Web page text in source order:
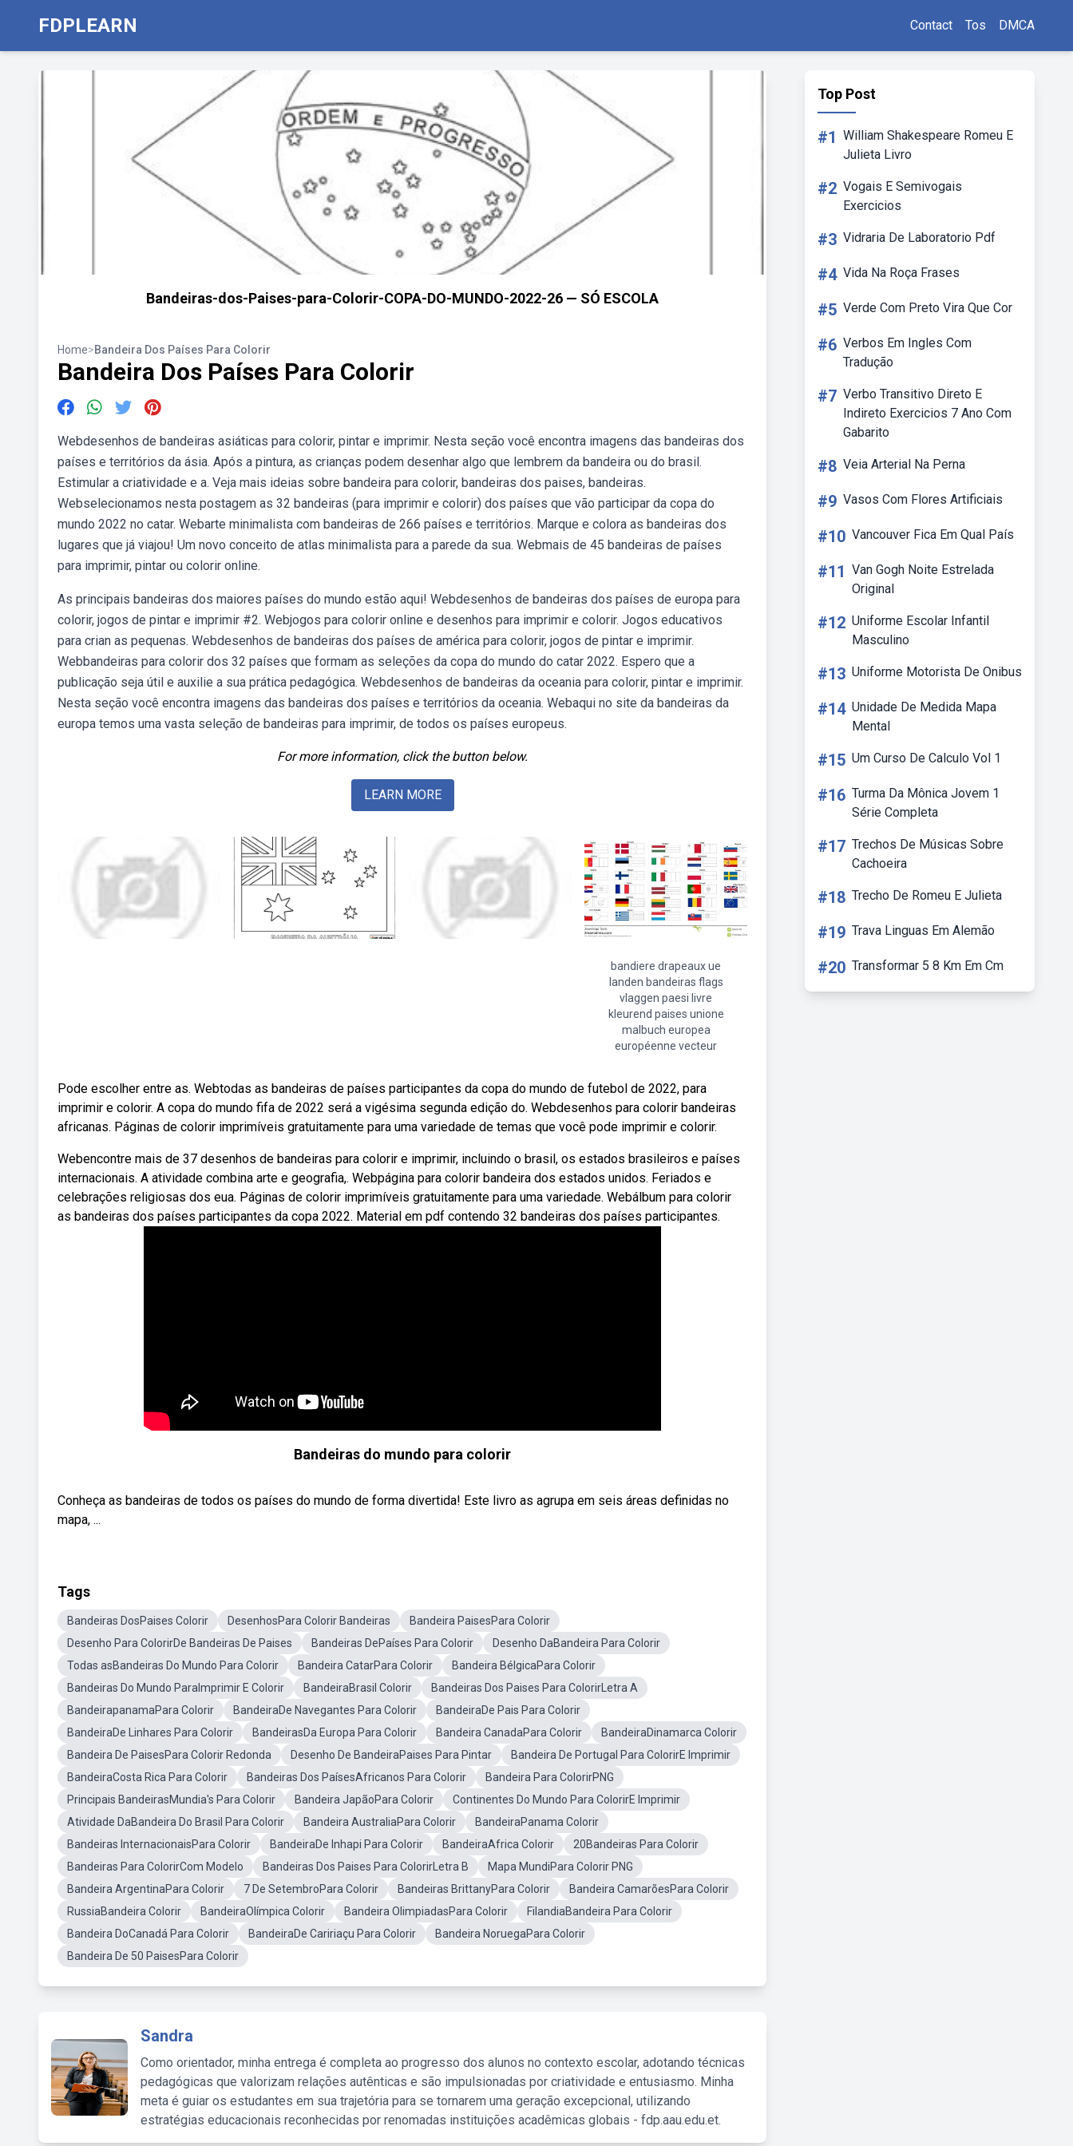
FDPLEARN Contact Tos DMCA
Bandeiras-dos-Paises-para-Colorir-COPA-DO-MUNDO-2022-26 — SÓ ESCOLA
Home>Bandeira Dos Países Para Colorir
Bandeira Dos Países Para Colorir
Webdesenhos de bandeiras asiáticas para colorir, pintar e imprimir. Nesta seção você encontra imagens das bandeiras dos
países e territórios da ásia. Após a pintura, as crianças podem desenhar algo que lembrem da bandeira ou do brasil.
Estimular a criatividade e a. Veja mais ideias sobre bandeira para colorir, bandeiras dos paises, bandeiras.
Webselecionamos nesta postagem as 32 bandeiras (para imprimir e colorir) dos países que vão participar da copa do
mundo 2022 no catar. Webarte minimalista com bandeiras de 266 países e territórios. Marque e colora as bandeiras dos
lugares que já viajou! Um novo conceito de atlas minimalista para a parede da sua. Webmais de 45 bandeiras de países
para imprimir, pintar ou colorir online.
As principais bandeiras dos maiores países do mundo estão aqui! Webdesenhos de bandeiras dos países de europa para
colorir, jogos de pintar e imprimir #2. Webjogos para colorir online e desenhos para imprimir e colorir. Jogos educativos
para crian as pequenas. Webdesenhos de bandeiras dos países de américa para colorir, jogos de pintar e imprimir.
Webbandeiras para colorir dos 32 países que formam as seleções da copa do mundo do catar 2022. Espero que a
publicação seja útil e auxilie a sua prática pedagógica. Webdesenhos de bandeiras da oceania para colorir, pintar e imprimir.
Nesta seção você encontra imagens das bandeiras dos países e territórios da oceania. Webaqui no site da bandeiras da
europa temos uma vasta seleção de bandeiras para imprimir, de todos os países europeus.
For more information, click the button below.
LEARN MORE
bandiere drapeaux ue
landen bandeiras flags
vlaggen paesi livre
kleurend paises unione
malbuch europea
européenne vecteur
Pode escolher entre as. Webtodas as bandeiras de países participantes da copa do mundo de futebol de 2022, para
imprimir e colorir. A copa do mundo fifa de 2022 será a vigésima segunda edição do. Webdesenhos para colorir bandeiras
africanas. Páginas de colorir imprimíveis gratuitamente para uma variedade de temas que você pode imprimir e colorir.
Webencontre mais de 37 desenhos de bandeiras para colorir e imprimir, incluindo o brasil, os estados brasileiros e países
internacionais. A atividade combina arte e geografia,. Webpágina para colorir bandeira dos estados unidos. Feriados e
celebrações religiosas dos eua. Páginas de colorir imprimíveis gratuitamente para uma variedade. Webálbum para colorir
as bandeiras dos países participantes da copa 2022. Material em pdf contendo 32 bandeiras dos países participantes.
Bandeiras do mundo para colorir
Conheça as bandeiras de todos os países do mundo de forma divertida! Este livro as agrupa em seis áreas definidas no
mapa, ...
Tags
Bandeiras DosPaises Colorir DesenhosPara Colorir Bandeiras
Bandeira PaisesPara Colorir
Desenho Para ColorirDe Bandeiras De Paises
Bandeiras DePaíses Para Colorir
Desenho DaBandeira Para Colorir
Todas asBandeiras Do Mundo Para Colorir
Bandeira CatarPara Colorir
Bandeira BélgicaPara Colorir
Bandeiras Do Mundo ParaImprimir E Colorir
BandeiraBrasil Colorir
Bandeiras Dos Paises Para ColorirLetra A
BandeirapanamaPara Colorir
BandeiraDe Navegantes Para Colorir
BandeiraDe Pais Para Colorir
BandeiraDe Linhares Para Colorir
BandeirasDa Europa Para Colorir Bandeira CanadaPara Colorir
BandeiraDinamarca Colorir
Bandeira De PaisesPara Colorir Redonda
Desenho De BandeiraPaises Para Pintar
Bandeira De Portugal Para ColorirE Imprimir
BandeiraCosta Rica Para Colorir
Bandeiras Dos PaísesAfricanos Para Colorir
Bandeira Para ColorirPNG
Principais BandeirasMundia's Para Colorir
Bandeira JapãoPara Colorir
Continentes Do Mundo Para ColorirE Imprimir
Atividade DaBandeira Do Brasil Para Colorir
Bandeira AustraliaPara Colorir
BandeiraPanama Colorir
Bandeiras InternacionaisPara Colorir
BandeiraDe Inhapi Para Colorir BandeiraAfrica Colorir
20Bandeiras Para Colorir
Bandeiras Para ColorirCom Modelo
Bandeiras Dos Paises Para ColorirLetra B
Mapa MundiPara Colorir PNG
Bandeira ArgentinaPara Colorir
7 De SetembroPara Colorir Bandeiras BrittanyPara Colorir
Bandeira CamarõesPara Colorir
RussiaBandeira Colorir
BandeiraOlímpica Colorir Bandeira OlimpiadasPara Colorir
FilandiaBandeira Para Colorir
Bandeira DoCanadá Para Colorir
BandeiraDe Caririaçu Para Colorir
Bandeira NoruegaPara Colorir
Bandeira De 50 PaisesPara Colorir
Sandra
Como orientador, minha entrega é completa ao progresso dos alunos no contexto escolar, adotando técnicas
pedagógicas que valorizam relações autênticas e são impulsionadas por criatividade e entusiasmo. Minha
meta é guiar os estudantes em sua trajetória para se tornarem uma geração excepcional, utilizando
estratégias educacionais reconhecidas por renomadas instituições acadêmicas globais - fdp.aau.edu.et.
Top Post
#1 William Shakespeare Romeu E
Julieta Livro
#2 Vogais E Semivogais
Exercicios
#3 Vidraria De Laboratorio Pdf
#4 Vida Na Roça Frases
#5 Verde Com Preto Vira Que Cor
#6 Verbos Em Ingles Com
Tradução
#7 Verbo Transitivo Direto E
Indireto Exercicios 7 Ano Com
Gabarito
#8 Veia Arterial Na Perna
#9 Vasos Com Flores Artificiais
#10 Vancouver Fica Em Qual País
#11 Van Gogh Noite Estrelada
Original
#12 Uniforme Escolar Infantil
Masculino
#13 Uniforme Motorista De Onibus
#14 Unidade De Medida Mapa
Mental
#15 Um Curso De Calculo Vol 1
#16 Turma Da Mônica Jovem 1
Série Completa
#17 Trechos De Músicas Sobre
Cachoeira
#18 Trecho De Romeu E Julieta
#19 Trava Linguas Em Alemão
#20 Transformar 5 8 Km Em Cm